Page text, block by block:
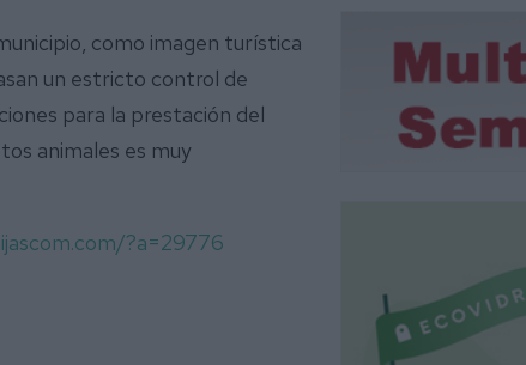
como imagen turística
un estricto control de
para la prestación del
animales es muy
?a=29776